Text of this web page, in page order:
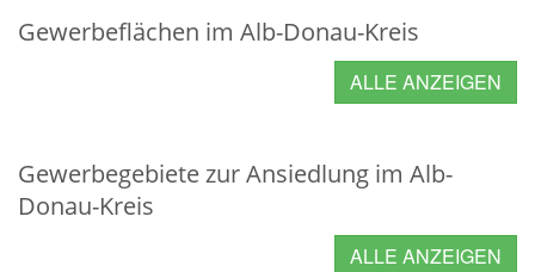
Gewerbeflächen im Alb-Donau-Kreis
ALLE ANZEIGEN
Gewerbegebiete zur Ansiedlung im Alb-
Donau-Kreis
ALLE ANZEIGEN